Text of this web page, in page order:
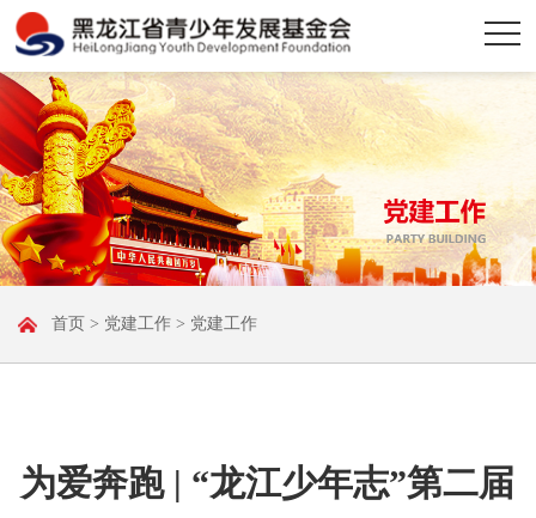
首页 > 党建工作 > 党建工作
为爱奔跑 | “龙江少年志”第二届